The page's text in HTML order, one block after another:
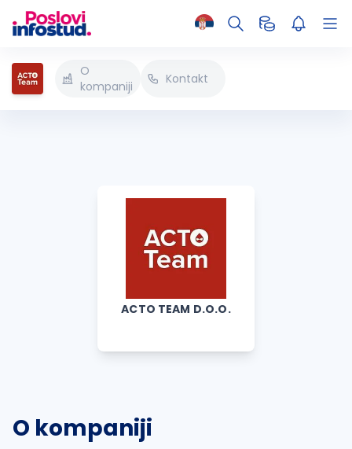
O
kompaniji
Kontakt
ACTO TEAM D.O.O.
O kompaniji